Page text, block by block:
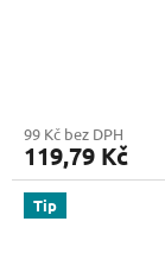
99 Kč bez DPH
119,79 Kč
Tip